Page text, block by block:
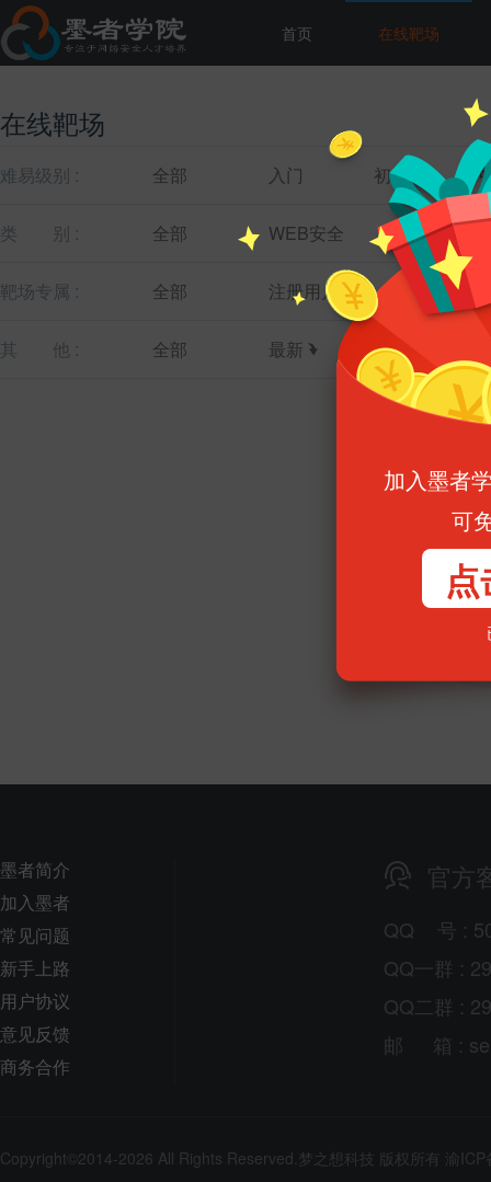
首页 在线靶场
在线靶场
难易级别 : 全部 入门 初级
类 别 : 全部 WEB安全 主机安全
靶场专属 : 全部 注册用户 教育机构
其 他 : 全部 最新 最热
加入墨者
可
墨者简介
加入墨者
常见问题
新手上路
用户协议
意见反馈
商务合作
官方
QQ 号 :
QQ一群 :
QQ二群 :
邮
箱 :
Copyright©2014-2026 All Rights Reserved.梦之想科技 版权所有 渝